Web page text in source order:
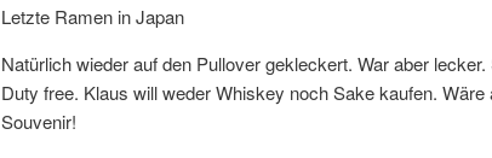
Letzte Ramen in Japan
Natürlich wieder auf den Pullover gekleckert. War aber
Duty free. Klaus will weder Whiskey noch Sake kaufen. Wäre
Souvenir!